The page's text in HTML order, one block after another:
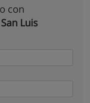
con
Luis